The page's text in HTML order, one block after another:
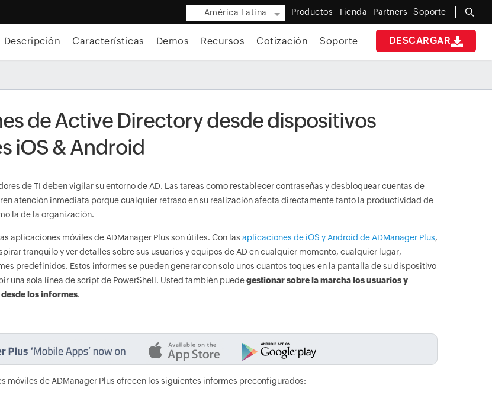
América Latina Productos Tienda Partners Soporte
DESCARGAR
Descripción Características Demos Recursos Cotización Soporte
de Active Directory desde dispositivos
iOS & Android
de TI deben vigilar su entorno de AD. Las tareas como restablecer contraseñas y desbloquear cuentas de
atención inmediata porque cualquier retraso en su realización afecta directamente tanto la productividad de
la de la organización.
aplicaciones móviles de ADManager Plus son útiles. Con las aplicaciones de iOS y Android de ADManager Plus,
tranquilo y ver detalles sobre sus usuarios y equipos de AD en cualquier momento, cualquier lugar,
predefinidos. Estos informes se pueden generar con solo unos cuantos toques en la pantalla de su dispositivo
una sola línea de script de PowerShell. Usted también puedegestionar sobre la marcha los usuarios y
los informes.
móviles de ADManager Plus ofrecen los siguientes informes preconfigurados: